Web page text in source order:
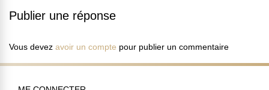
Publier une réponse
Vous devez avoir un compte pour publier un commentaire